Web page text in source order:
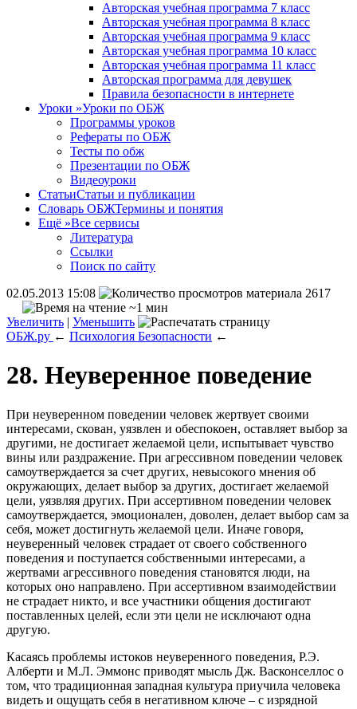
Авторская учебная программа 7 класс
Авторская учебная программа 8 класс
Авторская учебная программа 9 класс
Авторская учебная программа 10 класс
Авторская учебная программа 11 класс
Авторская программа для девушек
Правила безопасности в интернете
Уроки »Уроки по ОБЖ
Программы уроков
Рефераты по ОБЖ
Тесты по обж
Презентации по ОБЖ
Видеоуроки
СтатьиСтатьи и публикации
Словарь ОБЖТермины и понятия
Ещё »Все сервисы
Литература
Ссылки
Поиск по сайту
02.05.2013 15:08
2617
~1 мин
Увеличить | Уменьшить
ОБЖ.ру ← Психология Безопасности ←
28. Неуверенное поведение
При неуверенном поведении человек жертвует своими
интересами, скован, уязвлен и обеспокоен, оставляет выбор за
другими, не достигает желаемой цели, испытывает чувство
вины или раздражение. При агрессивном поведении человек
самоутверждается за счет других, невысокого мнения об
окружающих, делает выбор за других, достигает желаемой
цели, уязвляя других. При ассертивном поведении человек
самоутверждается, эмоционален, доволен, делает выбор сам за
себя, может достигнуть желаемой цели. Иначе говоря,
неуверенный человек страдает от своего собственного
поведения и поступается собственными интересами, а
жертвами агрессивного поведения становятся люди, на
которых оно направлено. При ассертивном взаимодействии
не страдает никто, и все участники общения достигают
поставленных целей, если эти цели не исключают одна
другую.
Касаясь проблемы истоков неуверенного поведения, Р.Э.
Алберти и М.Л. Эммонс приводят мысль Дж. Васконселлос о
том, что традиционная западная культура приучила человека
видеть и ощущать себя в негативном ключе – с изрядной